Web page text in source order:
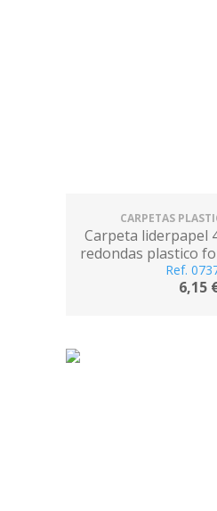
CARPETAS
Carpeta liderpapel
redondas plastico
Ref.
6,15